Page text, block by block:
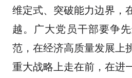
维定式、突破能力边界，
越。广大党员干部要争
范，在经济高质量发展上
重大战略上走在前，在进